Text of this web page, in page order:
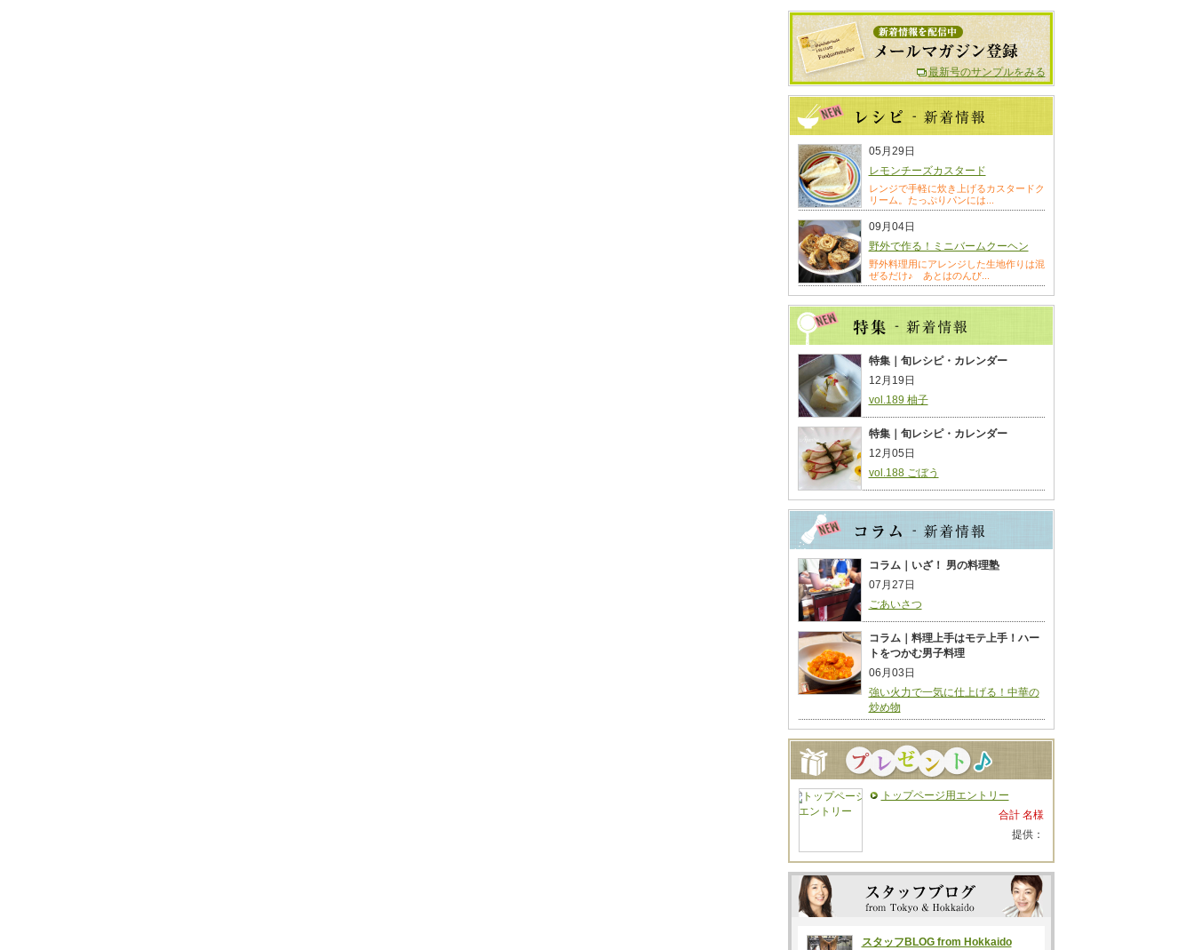
最新号のサンプルをみる
05月29日
レモンチーズカスタード
レンジで手軽に炊き上げるカスタードク
リーム。たっぷりパンには...
09月04日
野外で作る！ミニバームクーヘン
野外料理用にアレンジした生地作りは混
ぜるだけ♪ あとはのんび...
特集｜旬レシピ・カレンダー
12月19日
vol.189 柚子
特集｜旬レシピ・カレンダー
12月05日
vol.188 ごぼう
コラム｜いざ！ 男の料理塾
07月27日
ごあいさつ
コラム｜料理上手はモテ上手！ハー
トをつかむ男子料理
06月03日
強い火力で一気に仕上げる！中華の
炒め物
トップページ用エントリー
合計 名様
提供：
スタッフBLOG from Hokkaido